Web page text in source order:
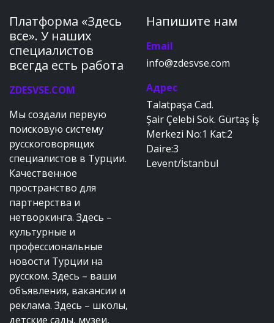
Платформа «Здесь
все». У наших
специалистов
всегда есть работа
ZDESVSE.COM
Мы создали первую
поисковую систему
русскоговорящих
специалистов в Турции.
Качественное
пространство для
партнерства и
нетворкинга. Здесь –
культурные и
профессиональные
новости Турции на
русском. Здесь – ваши
объявления, вакансии и
реклама. Здесь – школы,
детские сады, музеи,
Напишите нам
Email
info@zdesvse.com
Адрес
Talatpaşa Cad.
Şair Çelebi Sok. Gürtaş İş
Merkezi No:1 Kat:2
Daire:3
Levent/İstanbul